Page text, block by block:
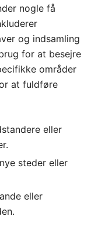
nogle få
og indsamling
for at besejre
områder
at fuldføre
eller
steder eller
eller